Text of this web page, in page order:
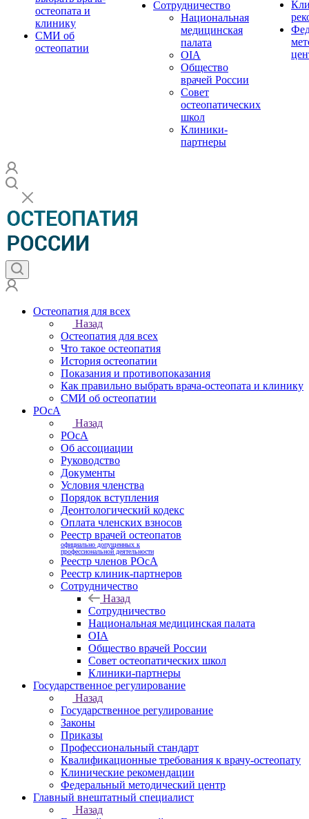
остеопата и
клинику
СМИ об
остеопатии
Сотрудничество
Национальная
медицинская
палата
OIA
Общество
врачей России
Совет
остеопатических
школ
Клиники-
партнеры
Остеопатия для всех
Назад
Остеопатия для всех
Что такое остеопатия
История остеопатии
Показания и противопоказания
Как правильно выбрать врача-остеопата и клинику
СМИ об остеопатии
РОсА
Назад
РОсА
Об ассоциации
Руководство
Документы
Условия членства
Порядок вступления
Деонтологический кодекс
Оплата членских взносов
Реестр врачей остеопатов
официально допущенных к
профессиональной деятельности
Реестр членов РОсА
Реестр клиник-партнеров
Сотрудничество
Назад
Сотрудничество
Национальная медицинская палата
OIA
Общество врачей России
Совет остеопатических школ
Клиники-партнеры
Государственное регулирование
Назад
Государственное регулирование
Законы
Приказы
Профессиональный стандарт
Квалификационные требования к врачу-остеопату
Клинические рекомендации
Федеральный методический центр
Главный внештатный специалист
Назад